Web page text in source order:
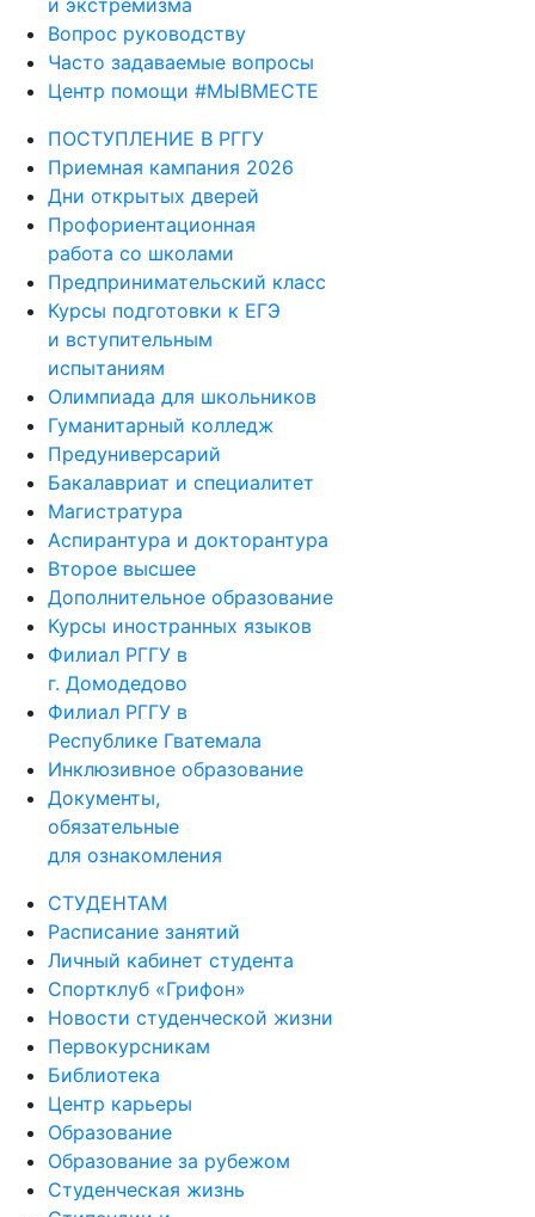
и экстремизма
Вопрос руководству
Часто задаваемые вопросы
Центр помощи #МЫВМЕСТЕ
ПОСТУПЛЕНИЕ В РГГУ
Приемная кампания 2026
Дни открытых дверей
Профориентационная
работа со школами
Предпринимательский класс
Курсы подготовки к ЕГЭ
и вступительным
испытаниям
Олимпиада для школьников
Гуманитарный колледж
Предуниверсарий
Бакалавриат и специалитет
Магистратура
Аспирантура и докторантура
Второе высшее
Дополнительное образование
Курсы иностранных языков
Филиал РГГУ в
г. Домодедово
Филиал РГГУ в
Республике Гватемала
Инклюзивное образование
Документы,
обязательные
для ознакомления
СТУДЕНТАМ
Расписание занятий
Личный кабинет студента
Спортклуб «Грифон»
Новости студенческой жизни
Первокурсникам
Библиотека
Центр карьеры
Образование
Образование за рубежом
Студенческая жизнь